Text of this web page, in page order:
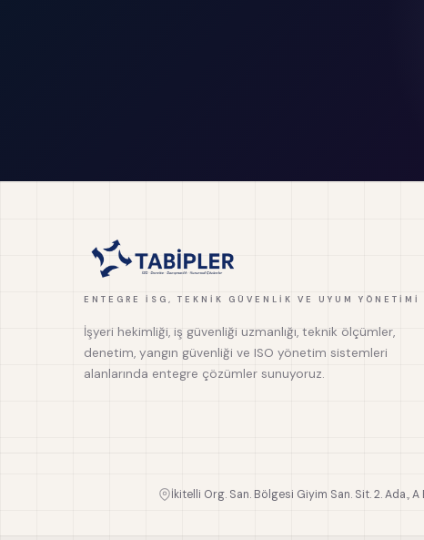
ENTEGRE İSG, TEKNIK GÜVENLIK VE UYUM YÖNETIMI
İşyeri hekimliği, iş güvenliği uzmanlığı, teknik ölçümler,
denetim, yangın güvenliği ve ISO yönetim sistemleri
alanlarında entegre çözümler sunuyoruz.
İkitelli Org. San. Bölgesi Giyim San. Sit. 2. Ada.,